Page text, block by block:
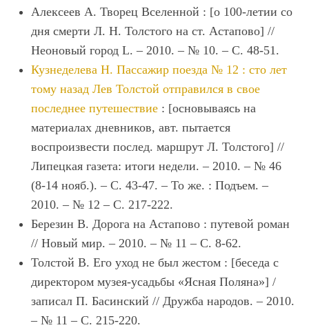
Алексеев А. Творец Вселенной : [о 100-летии со
дня смерти Л. Н. Толстого на ст. Астапово] //
Неоновый город L. – 2010. – № 10. – С. 48-51.
Кузнеделева Н. Пассажир поезда № 12 : сто лет
тому назад Лев Толстой отправился в свое
последнее путешествие : [основываясь на
материалах дневников, авт. пытается
воспроизвести послед. маршрут Л. Толстого] //
Липецкая газета: итоги недели. – 2010. – № 46
(8-14 нояб.). – С. 43-47. – То же. : Подъем. –
2010. – № 12 – С. 217-222.
Березин В. Дорога на Астапово : путевой роман
// Новый мир. – 2010. – № 11 – С. 8-62.
Толстой В. Его уход не был жестом : [беседа с
директором музея-усадьбы «Ясная Поляна»] /
записал П. Басинский // Дружба народов. – 2010.
– № 11 – С. 215-220.